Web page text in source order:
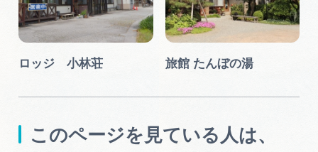
ロッジ 小林荘 旅館 たんぼの湯
このページを見ている人は、